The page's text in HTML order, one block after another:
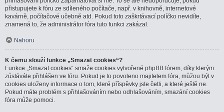
přistupujete k fóru ze sdíleného počítače, např. v knihovně, internetové
kavárně, počítačové učebně atd. Pokud toto zaškrtávací políčko nevidíte,
znamená to, že administrátor fóra tuto funkci zakázal.
Nahoru
K čemu slouží funkce „Smazat cookies“?
Funkce „Smazat cookies“ smaže cookies vytvořené phpBB fórem, díky kterým
zůstáváte přihlášen ve fóru. Pokud je to povoleno majitelem fóra, můžou být v
cookies uloženy informace o tom, které příspěvky jste četli, a které ještě ne.
Pokud máte problém s přihlašováním nebo odhlašováním, smazání cookies
fóra může pomoci.